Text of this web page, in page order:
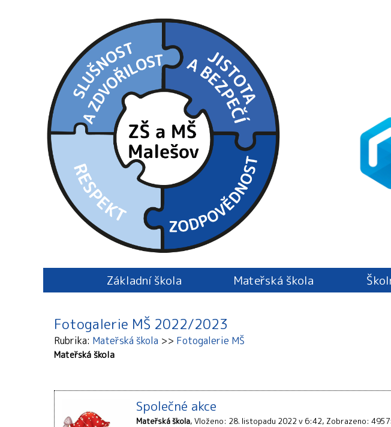
Základní škola Mateřská škola
Fotogalerie MŠ 2022/2023
Rubrika Mateřská škola Fotogalerie MŠ
Mateřská škola
Společné akce
Mateřská škola Vloženo: 28. listopadu 2022 v 6:42 Zobrazeno: